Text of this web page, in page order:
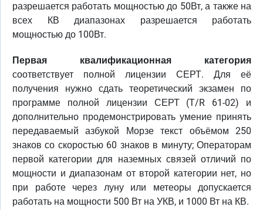
разрешается работать мощностью до 50Вт, а также на
всех КВ диапазонах разрешается работать
мощностью до 100Вт.
Первая квалификационная категория
соответствует полной лицензии СЕРТ. Для её
получения нужно сдать теоретический экзамен по
программе полной лицензии СЕРТ (T/R 61-02) и
дополнительно продемонстрировать умение принять
передаваемый азбукой Морзе текст объёмом 250
знаков со скоростью 60 знаков в минуту; Операторам
первой категории для наземных связей отличий по
мощности и диапазонам от второй категории нет, но
при работе через луну или метеоры допускается
работать на мощности 500 Вт на УКВ, и 1000 Вт на КВ.